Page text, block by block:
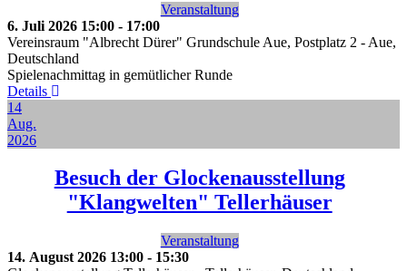
Veranstaltung
6. Juli 2026 15:00 - 17:00
Vereinsraum "Albrecht Dürer" Grundschule Aue, Postplatz 2 - Aue,
Deutschland
Spielenachmittag in gemütlicher Runde
Details
14
Aug.
2026
Besuch der Glockenausstellung
"Klangwelten" Tellerhäuser
Veranstaltung
14. August 2026 13:00 - 15:30